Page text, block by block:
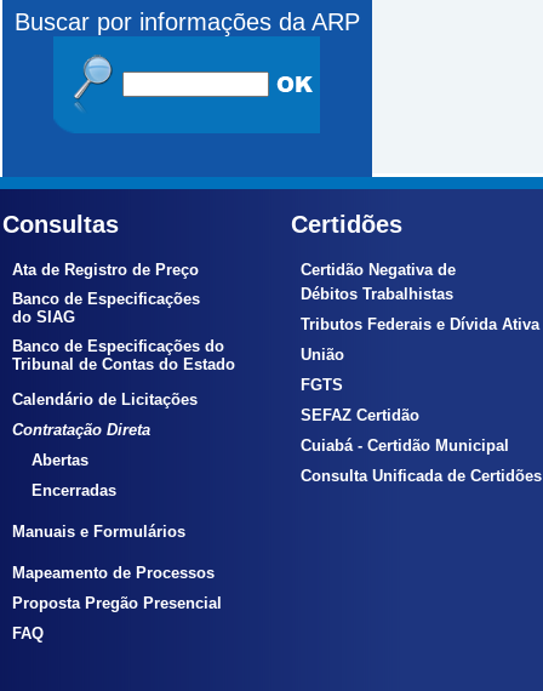
Buscar por informações da ARP
Consultas
Ata de Registro de Preço
Banco de Especificações
do SIAG
Banco de Especificações do
Tribunal de Contas do Estado
Calendário de Licitações
Contratação Direta
Abertas
Encerradas
Manuais e Formulários
Mapeamento de Processos
Proposta Pregão Presencial
FAQ
Certidões
Certidão Negativa de
Débitos Trabalhistas
Tributos Federais e Dívida Ativa
União
FGTS
SEFAZ Certidão
Cuiabá - Certidão Municipal
Consulta Unificada de Certidões